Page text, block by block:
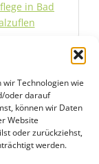
Technologien wie
oder darauf
können wir Daten
Website
oder zurückziehst,
werden.
in Bad
in Bünde
in Detmold
in Espelkamp